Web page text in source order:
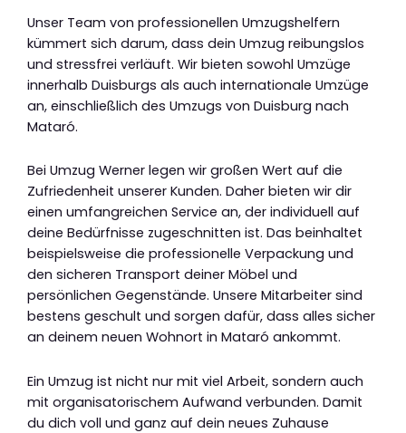
Unser Team von professionellen Umzugshelfern
kümmert sich darum, dass dein Umzug reibungslos
und stressfrei verläuft. Wir bieten sowohl Umzüge
innerhalb Duisburgs als auch internationale Umzüge
an, einschließlich des Umzugs von Duisburg nach
Mataró.
Bei Umzug Werner legen wir großen Wert auf die
Zufriedenheit unserer Kunden. Daher bieten wir dir
einen umfangreichen Service an, der individuell auf
deine Bedürfnisse zugeschnitten ist. Das beinhaltet
beispielsweise die professionelle Verpackung und
den sicheren Transport deiner Möbel und
persönlichen Gegenstände. Unsere Mitarbeiter sind
bestens geschult und sorgen dafür, dass alles sicher
an deinem neuen Wohnort in Mataró ankommt.
Ein Umzug ist nicht nur mit viel Arbeit, sondern auch
mit organisatorischem Aufwand verbunden. Damit
du dich voll und ganz auf dein neues Zuhause